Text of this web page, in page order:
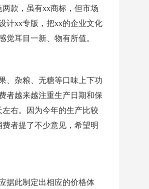
款，虽有xx商标，但市场
计xx专版，把xx的企业文化
耳目一新、物有所值。
、杂粮、无糖等口味上下功
者越来越注重生产日期和保
右。因为今年的生产比较
者提了不少意见，希望明
据此制定出相应的价格体